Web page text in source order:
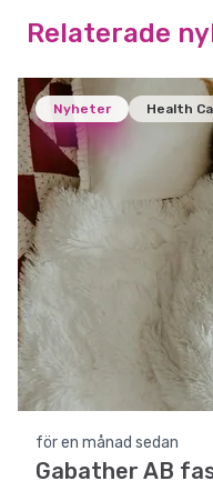
Relaterade
Nyheter Health
för en månad sedan
Gabather AB